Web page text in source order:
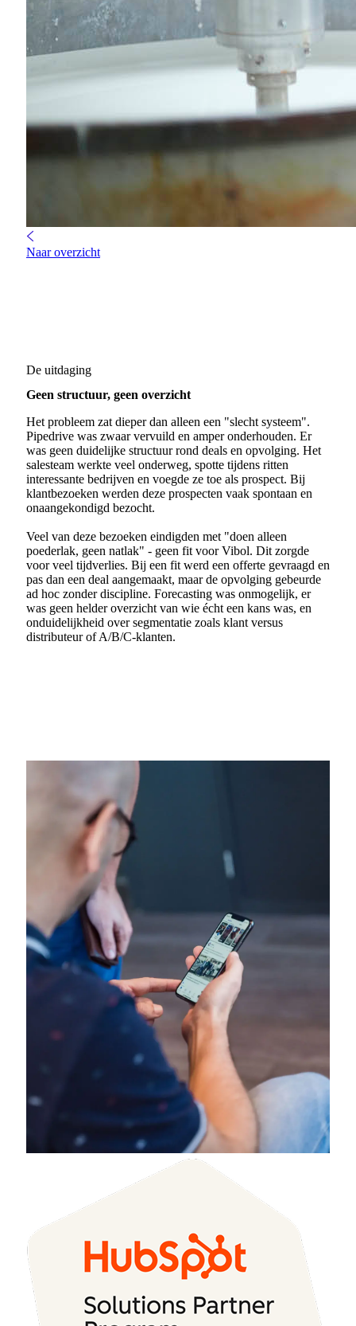
Naar overzicht
De uitdaging
Geen structuur, geen overzicht
Het probleem zat dieper dan alleen een "slecht systeem".
Pipedrive was zwaar vervuild en amper onderhouden. Er
was geen duidelijke structuur rond deals en opvolging. Het
salesteam werkte veel onderweg, spotte tijdens ritten
interessante bedrijven en voegde ze toe als prospect. Bij
klantbezoeken werden deze prospecten vaak spontaan en
onaangekondigd bezocht.
Veel van deze bezoeken eindigden met "doen alleen
poederlak, geen natlak" - geen fit voor Vibol. Dit zorgde
voor veel tijdverlies. Bij een fit werd een offerte gevraagd en
pas dan een deal aangemaakt, maar de opvolging gebeurde
ad hoc zonder discipline. Forecasting was onmogelijk, er
was geen helder overzicht van wie écht een kans was, en
onduidelijkheid over segmentatie zoals klant versus
distributeur of A/B/C-klanten.